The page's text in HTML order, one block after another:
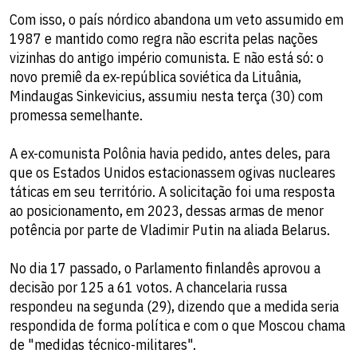
Com isso, o país nórdico abandona um veto assumido em
1987 e mantido como regra não escrita pelas nações
vizinhas do antigo império comunista. E não está só: o
novo premiê da ex-república soviética da Lituânia,
Mindaugas Sinkevicius, assumiu nesta terça (30) com
promessa semelhante.
A ex-comunista Polônia havia pedido, antes deles, para
que os Estados Unidos estacionassem ogivas nucleares
táticas em seu território. A solicitação foi uma resposta
ao posicionamento, em 2023, dessas armas de menor
potência por parte de Vladimir Putin na aliada Belarus.
No dia 17 passado, o Parlamento finlandês aprovou a
decisão por 125 a 61 votos. A chancelaria russa
respondeu na segunda (29), dizendo que a medida seria
respondida de forma política e com o que Moscou chama
de "medidas técnico-militares".